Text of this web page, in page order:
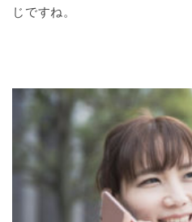
じですね。